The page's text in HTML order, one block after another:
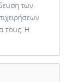
των
τους. Η